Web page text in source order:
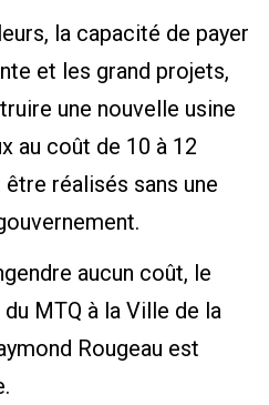
la capacité de payer
et les grand projets,
une nouvelle usine
au coût de 10 à 12
réalisés sans une
aucun coût, le
MTQ à la Ville de la
Rougeau est